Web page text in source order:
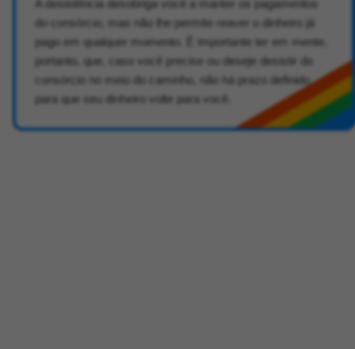
A desistência desobriga você a manter os pagamentos
do consórcio, mas não lhe permite reaver o dinheiro já
pago em qualquer momento. É importante ter em mente,
portanto, que, caso você precise ou deseje desistir do
consórcio no meio do caminho, não há prazo definido
para que seu dinheiro volte para você.